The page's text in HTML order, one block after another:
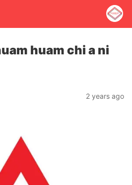
huam chi a ni
2 years ago